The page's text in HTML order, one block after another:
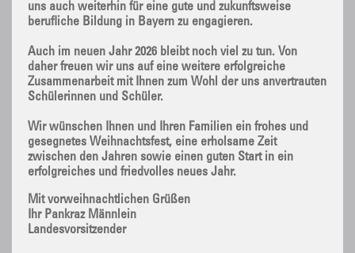
uns auch weiterhin für eine gute und zukunftsweise
berufliche Bildung in Bayern zu engagieren.
Auch im neuen Jahr 2026 bleibt noch viel zu tun. Von
daher freuen wir uns auf eine weitere erfolgreiche
Zusammenarbeit mit Ihnen zum Wohl der uns anvertrauten
Schülerinnen und Schüler.
Wir wünschen Ihnen und Ihren Familien ein frohes und
gesegnetes Weihnachtsfest, eine erholsame Zeit
zwischen den Jahren sowie einen guten Start in ein
erfolgreiches und friedvolles neues Jahr.
Mit vorweihnachtlichen Grüßen
Ihr Pankraz Männlein
Landesvorsitzender